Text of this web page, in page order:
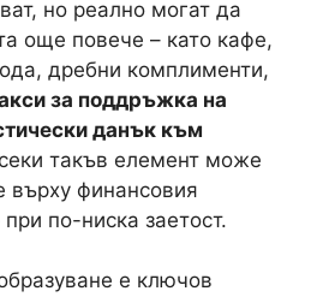
но реално могат да
още повече – като кафе,
дребни комплименти,
за поддръжка на
данък към
такъв елемент може
върху финансовия
при по-ниска заетост.
е ключов